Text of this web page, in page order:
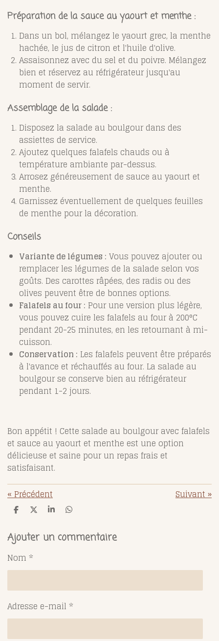
Préparation de la sauce au yaourt et menthe :
Dans un bol, mélangez le yaourt grec, la menthe
hachée, le jus de citron et l'huile d'olive.
Assaisonnez avec du sel et du poivre. Mélangez
bien et réservez au réfrigérateur jusqu'au
moment de servir.
Assemblage de la salade :
Disposez la salade au boulgour dans des
assiettes de service.
Ajoutez quelques falafels chauds ou à
température ambiante par-dessus.
Arrosez généreusement de sauce au yaourt et
menthe.
Garnissez éventuellement de quelques feuilles
de menthe pour la décoration.
Conseils
Variante de légumes : Vous pouvez ajouter ou
remplacer les légumes de la salade selon vos
goûts. Des carottes râpées, des radis ou des
olives peuvent être de bonnes options.
Falafels au four : Pour une version plus légère,
vous pouvez cuire les falafels au four à 200°C
pendant 20-25 minutes, en les retournant à mi-
cuisson.
Conservation : Les falafels peuvent être préparés
à l'avance et réchauffés au four. La salade au
boulgour se conserve bien au réfrigérateur
pendant 1-2 jours.
Bon appétit ! Cette salade au boulgour avec falafels
et sauce au yaourt et menthe est une option
délicieuse et saine pour un repas frais et
satisfaisant.
«Précédent Suivant»
P
t
a
e
r
P
t
a
r
P
t
a
r
P
t
a
r
Ajouter un commentaire
Nom *
Adresse e-mail *